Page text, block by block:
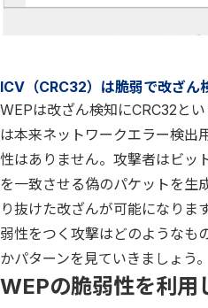
ICV（CRC32）は脆弱で改ざん
WEPは改ざん検知にCRC32と
は本来ネットワークエラー検出
性はありません。攻撃者はビッ
を一致させる偽のパケットを生
り抜けた改ざんが可能になりま
弱性をつく攻撃はどのようなも
かパターンを見ていきましょう。
WEPの脆弱性を利用